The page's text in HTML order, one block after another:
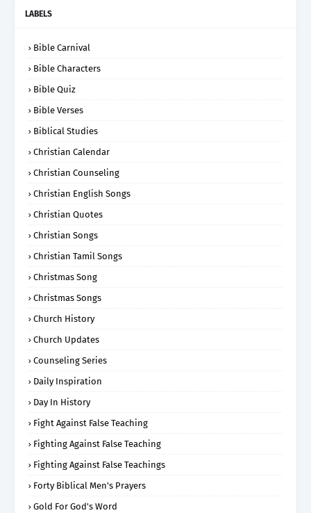
LABELS
Bible Carnival
Bible Characters
Bible Quiz
Bible Verses
Biblical Studies
Christian Calendar
Christian Counseling
Christian English Songs
Christian Quotes
Christian Songs
Christian Tamil Songs
Christmas Song
Christmas Songs
Church History
Church Updates
Counseling Series
Daily Inspiration
Day In History
Fight Against False Teaching
Fighting Against False Teaching
Fighting Against False Teachings
Forty Biblical Men's Prayers
Gold For God's Word